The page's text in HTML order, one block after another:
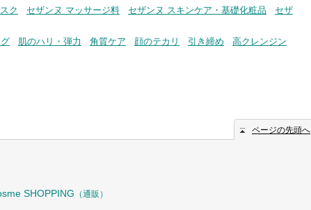
ク セザンヌ マッサージ料 セザンヌ スキンケア・基礎化粧品
セザ
肌のハリ・弾力 角質ケア 顔のテカリ 引き締め
高クレンジン
ページの先頭へ
SHOPPING （通販）